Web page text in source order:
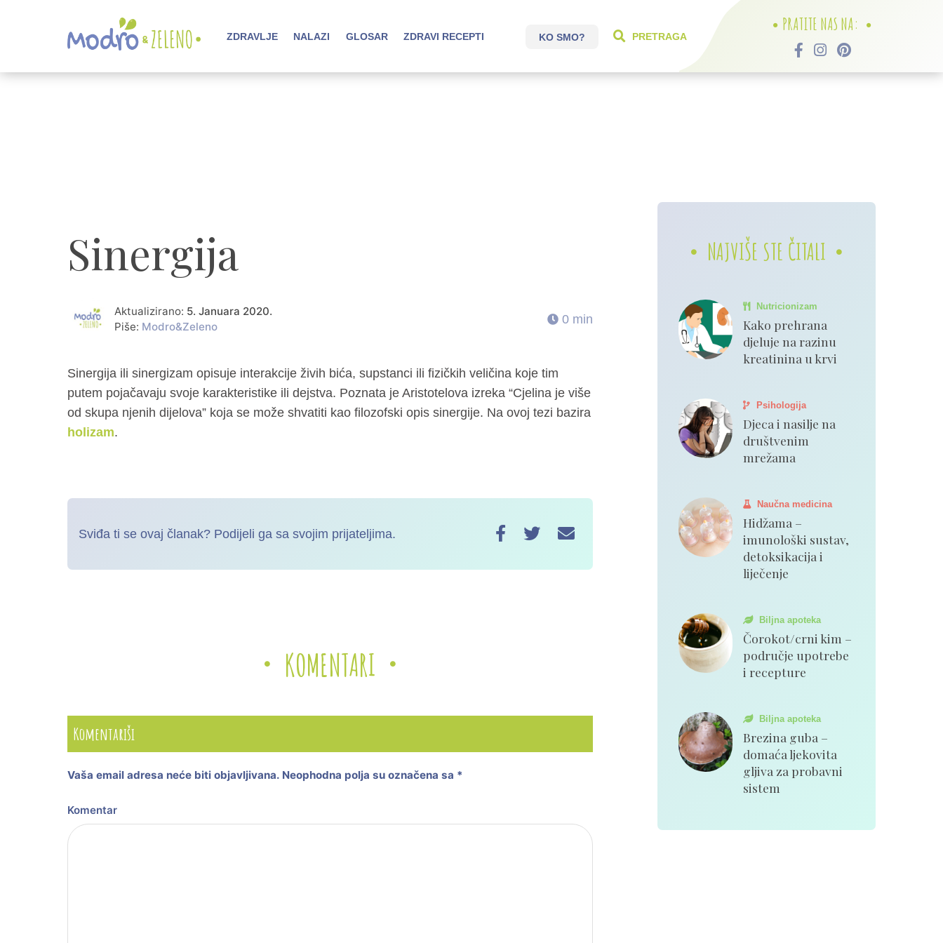
ZDRAVLJE NALAZI GLOSAR ZDRAVI RECEPTI KO SMO? PRETRAGA
PRATITE NAS NA:
Sinergija
Aktualizirano: 5. Januara 2020.
Piše: Modro&Zeleno
0 min
Sinergija ili sinergizam opisuje interakcije živih bića, supstanci ili fizičkih veličina koje tim
putem pojačavaju svoje karakteristike ili dejstva. Poznata je Aristotelova izreka “Cjelina je više
od skupa njenih dijelova” koja se može shvatiti kao filozofski opis sinergije. Na ovoj tezi bazira
holizam.
Sviđa ti se ovaj članak? Podijeli ga sa svojim prijateljima.
KOMENTARI
Komentariši
Vaša email adresa neće biti objavljivana. Neophodna polja su označena sa *
Komentar
NAJVIŠE STE ČITALI
Nutricionizam
Kako prehrana
djeluje na razinu
kreatinina u krvi
Psihologija
Djeca i nasilje na
društvenim
mrežama
Naučna medicina
Hidžama –
imunološki sustav,
detoksikacija i
liječenje
Biljna apoteka
Čorokot/crni kim –
područje upotrebe
i recepture
Biljna apoteka
Brezina guba –
domaća ljekovita
gljiva za probavni
sistem